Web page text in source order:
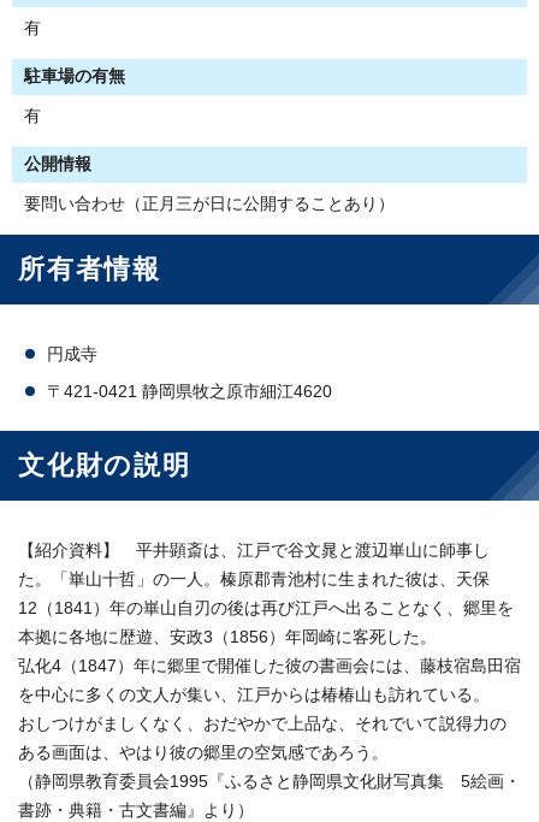
有
駐車場の有無
有
公開情報
要問い合わせ（正月三が日に公開することあり）
所有者情報
円成寺
〒421-0421 静岡県牧之原市細江4620
文化財の説明
【紹介資料】 平井顕斎は、江戸で谷文晁と渡辺崋山に師事し
た。「崋山十哲」の一人。榛原郡青池村に生まれた彼は、天保
12（1841）年の崋山自刃の後は再び江戸へ出ることなく、郷里を
本拠に各地に歴遊、安政3（1856）年岡崎に客死した。
弘化4（1847）年に郷里で開催した彼の書画会には、藤枝宿島田宿
を中心に多くの文人が集い、江戸からは椿椿山も訪れている。
おしつけがましくなく、おだやかで上品な、それでいて説得力の
ある画面は、やはり彼の郷里の空気感であろう。
（静岡県教育委員会1995『ふるさと静岡県文化財写真集 5絵画・
書跡・典籍・古文書編』より）